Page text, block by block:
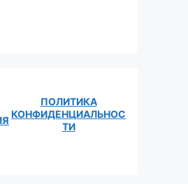
ПОЛИТИКА
КОНФИДЕНЦИАЛЬНОС
ТИ